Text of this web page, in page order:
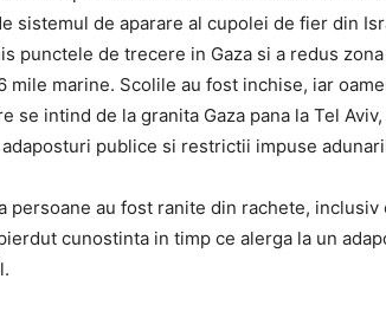
sistemul de aparare al cupolei de fier din
punctele de trecere in Gaza si a redus
mile marine. Scolile au fost inchise, iar
se intind de la granita Gaza pana la Tel
publice si restrictii impuse
persoane au fost ranite din rachete,
cunostinta in timp ce alerga la un